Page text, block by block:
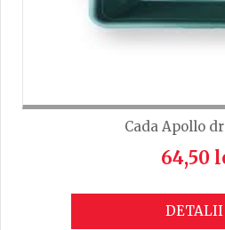
Cada Apollo
64,50
DETALII